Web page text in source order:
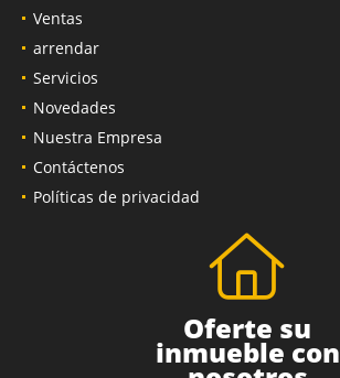
Ventas
arrendar
Servicios
Novedades
Nuestra Empresa
Contáctenos
Políticas de privacidad
Oferte su
inmueble con